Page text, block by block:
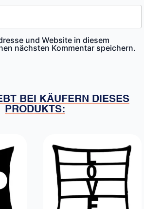
und Website in diesem
nächsten Kommentar speichern.
BEI KÄUFERN DIESES
PRODUKTS: